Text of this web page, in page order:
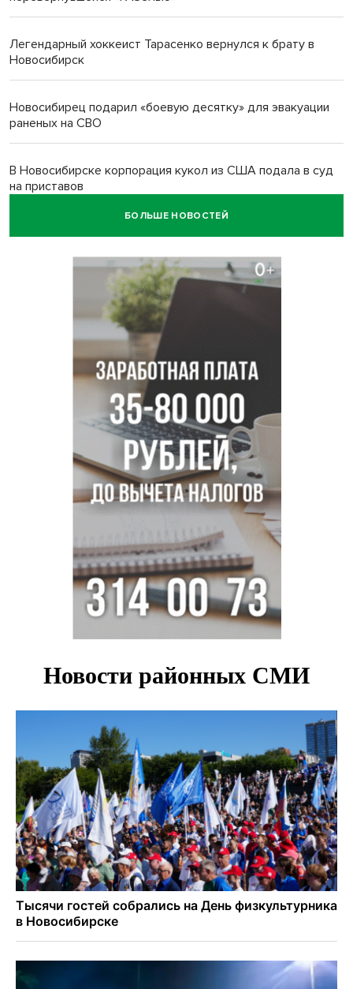
Легендарный хоккеист Тарасенко вернулся к брату в
Новосибирск
Новосибирец подарил «боевую десятку» для эвакуации
раненых на СВО
В Новосибирске корпорация кукол из США подала в суд
на приставов
БОЛЬШЕ НОВОСТЕЙ